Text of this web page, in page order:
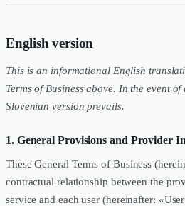
English version
This is an informational English
Terms of Business above. In the event
Slovenian version prevails.
1. General Provisions and Provider
These General Terms of Business
contractual relationship between the
service and each user (hereinafter: